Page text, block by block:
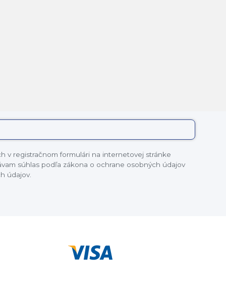
v registračnom formulári na internetovej stránke
súhlas podľa zákona o ochrane osobných údajov
údajov.